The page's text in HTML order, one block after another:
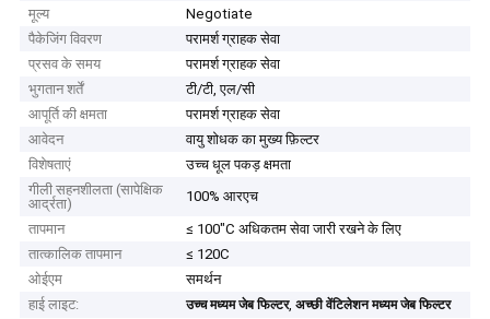
मूल्य
Negotiate
पैकेजिंग विवरण
परामर्श ग्राहक सेवा
प्रसव के समय
परामर्श ग्राहक सेवा
भुगतान शर्तें
टी/टी, एल/सी
आपूर्ति की क्षमता
परामर्श ग्राहक सेवा
आवेदन
वायु शोधक का मुख्य फ़िल्टर
विशेषताएं
उच्च धूल पकड़ क्षमता
गीली सहनशीलता (सापेक्षिक
आर्द्रता)
100% आरएच
तापमान
≤ 100"C अधिकतम सेवा जारी रखने के लिए
तात्कालिक तापमान
≤ 120C
ओईएम
समर्थन
हाई लाइट:
उच्च मध्यम जेब फिल्टर,अच्छी वेंटिलेशन मध्यम जेब फिल्टर